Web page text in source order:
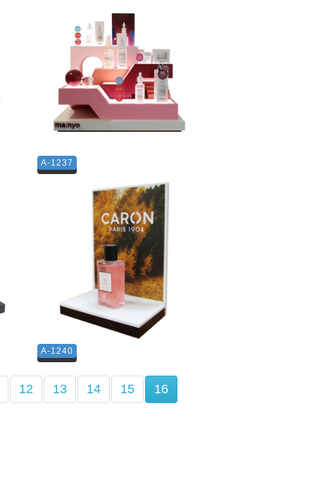
A-1237
A-1240
12 13 14 15 16(current)